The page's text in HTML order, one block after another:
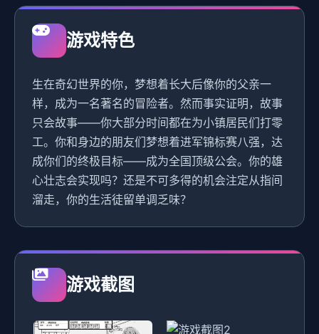
游戏特色
生在奇幻世界的你，梦想着长大后像你的父亲一
样，成为一名著名的冒险者。然而事实证明，故事
只会故事——你大部分时间都在为小镇居民们打零
工。你和身边的朋友们梦想着进军锦标赛八强，达
成你们的终极目标——成为全国顶级公会。你的雄
心壮志会实现吗？还是不可多得的机会注定从指间
溜走，你的生活徒留单调乏味？
游戏截图